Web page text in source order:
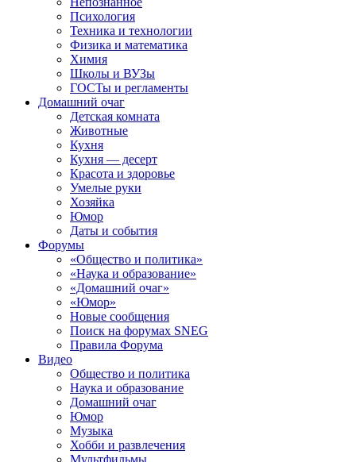
Психология
Техника и технологии
Физика и математика
Химия
Школы и ВУЗы
ГОСТы и регламенты
Домашний очаг
Детская комната
Животные
Кухня
Кухня — десерт
Красота и здоровье
Умелые руки
Хозяйка
Юмор
Даты и события
Форумы
«Общество и политика»
«Наука и образование»
«Домашний очаг»
«Юмор»
Новые сообщения
Поиск на форумах SNEG
Правила Форума
Видео
Общество и политика
Наука и образование
Домашний очаг
Юмор
Музыка
Хобби и развлечения
Мультфильмы